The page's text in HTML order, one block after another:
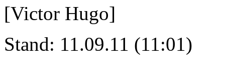
[Victor Hugo]
Stand: 11.09.11 (11:01)